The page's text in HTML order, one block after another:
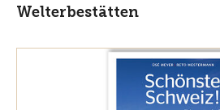
Welterbestätten